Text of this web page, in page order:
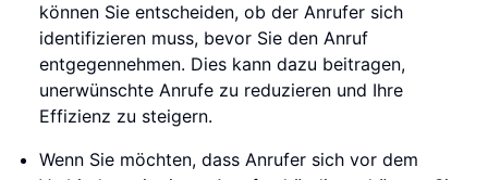
können Sie entscheiden, ob der Anrufer sich
identifizieren muss, bevor Sie den Anruf
entgegennehmen. Dies kann dazu beitragen,
unerwünschte Anrufe zu reduzieren und Ihre
Effizienz zu steigern.
Wenn Sie möchten, dass Anrufer sich vor dem